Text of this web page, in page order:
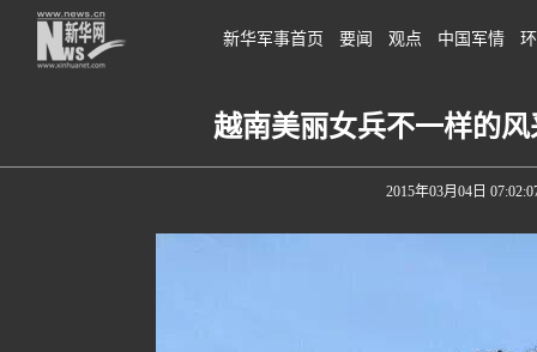
新华军事首页 要闻 观点 中国军情
越南美丽女兵不一样的
2015年03月04日